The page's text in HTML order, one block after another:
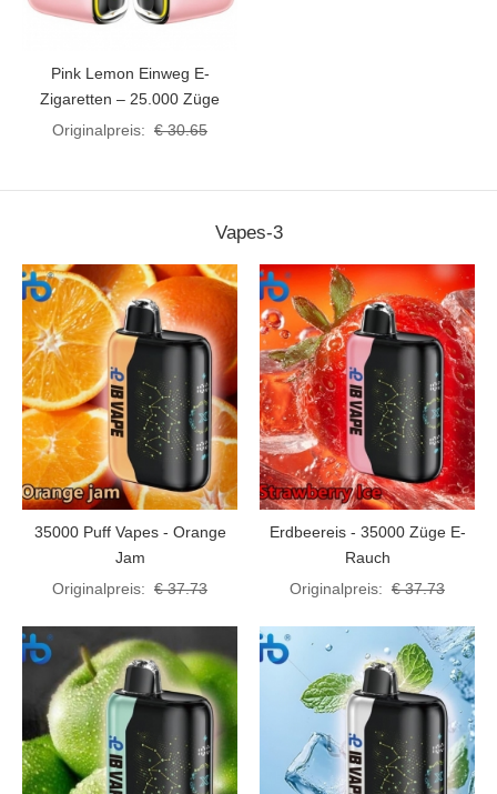
Pink Lemon Einweg E-
Zigaretten – 25.000 Züge
Originalpreis: € 30.65
Vapes-3
35000 Puff Vapes - Orange
Jam
Originalpreis: € 37.73
Erdbeereis - 35000 Züge E-
Rauch
Originalpreis: € 37.73